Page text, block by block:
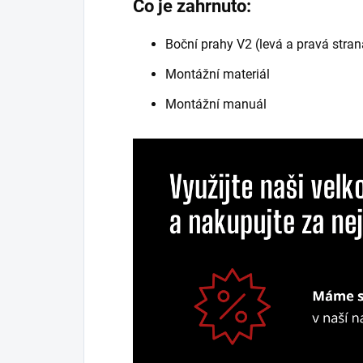
Co je zahrnuto:
Boční prahy V2 (levá a pravá
Montážní materiál
Montážní manuál